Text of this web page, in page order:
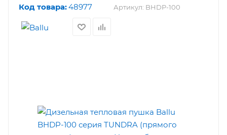
Код товара:48977 Артикул: BHDP-100